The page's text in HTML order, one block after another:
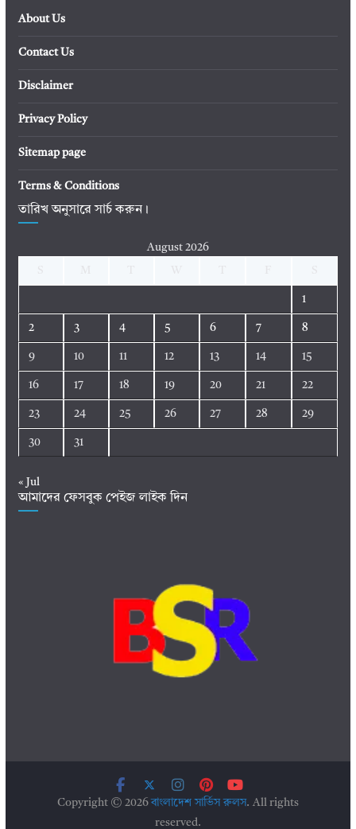
About Us
Contact Us
Disclaimer
Privacy Policy
Sitemap page
Terms & Conditions
তারিখ অনুসারে সার্চ করুন।
August 2026
1
2 3 4 5 6 7 8
9 10 11 12 13 14 15
16 17 18 19 20 21 22
23 24 25 26 27 28 29
30 31
« Jul
আমাদের ফেসবুক পেইজ লাইক দিন
Copyright © 2026বাংলাদেশ সার্ভিস রুলস. All rights
reserved.